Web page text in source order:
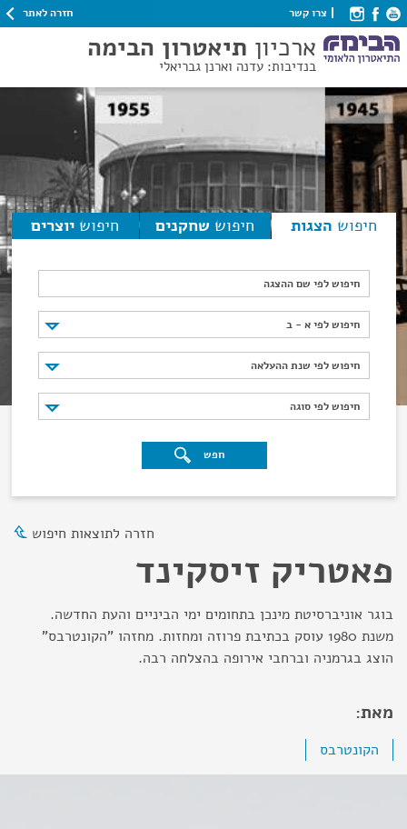
צרו קשר חזרה לאתר
ארכיון תיאטרון הבימה
בנדיבות: עדנה וארנן גבריאלי
חיפוש הצגות חיפוש שחקנים חיפוש יוצרים
חיפוש לפי שם ההצגה
חיפוש לפי א - ב
חיפוש לפי א - ב
חיפוש לפי שנת ההעלאה
חיפוש לפי שנת ההעלאה
חיפוש לפי סוגה
חיפוש לפי סוגה
חפש
חזרה לתוצאות חיפוש
פאטריק זיסקינד
בוגר אוניברסיטת מינכן בתחומים ימי הביניים והעת החדשה.
משנת 1980 עוסק בכתיבת פרוזה ומחזות. מחזהו "הקונטרבס"
הוצג בגרמניה וברחבי אירופה בהצלחה רבה.
מאת:
הקונטרבס